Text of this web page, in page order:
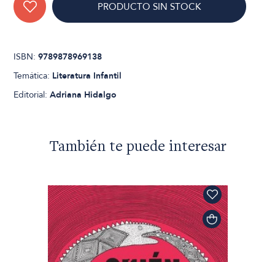
PRODUCTO SIN STOCK
ISBN:9789878969138
Temática: Literatura Infantil
Editorial:Adriana Hidalgo
También te puede interesar